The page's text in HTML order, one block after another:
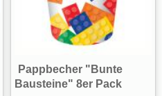
Pappbecher "Bunte
Bausteine" 8er Pack